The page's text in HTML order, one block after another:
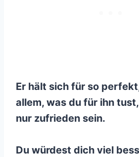
Er hält sich für so
allem, was du für ihn
nur zufrieden sein.
Du würdest dich viel